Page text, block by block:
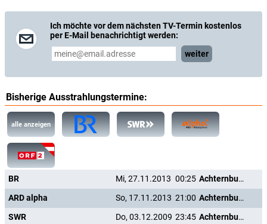
Ich möchte vor dem nächsten TV-Termin kostenlos
per E-Mail benachrichtigt werden:
weiter
Bisherige Ausstrahlungstermine:
alle anzeigen
BR Mi, 27.11.2013 00:25
Achternbusch
ARD alpha
So, 17.11.2013 21:00
Achternbusch
SWR
Do, 03.12.2009 23:45 Achternbusch